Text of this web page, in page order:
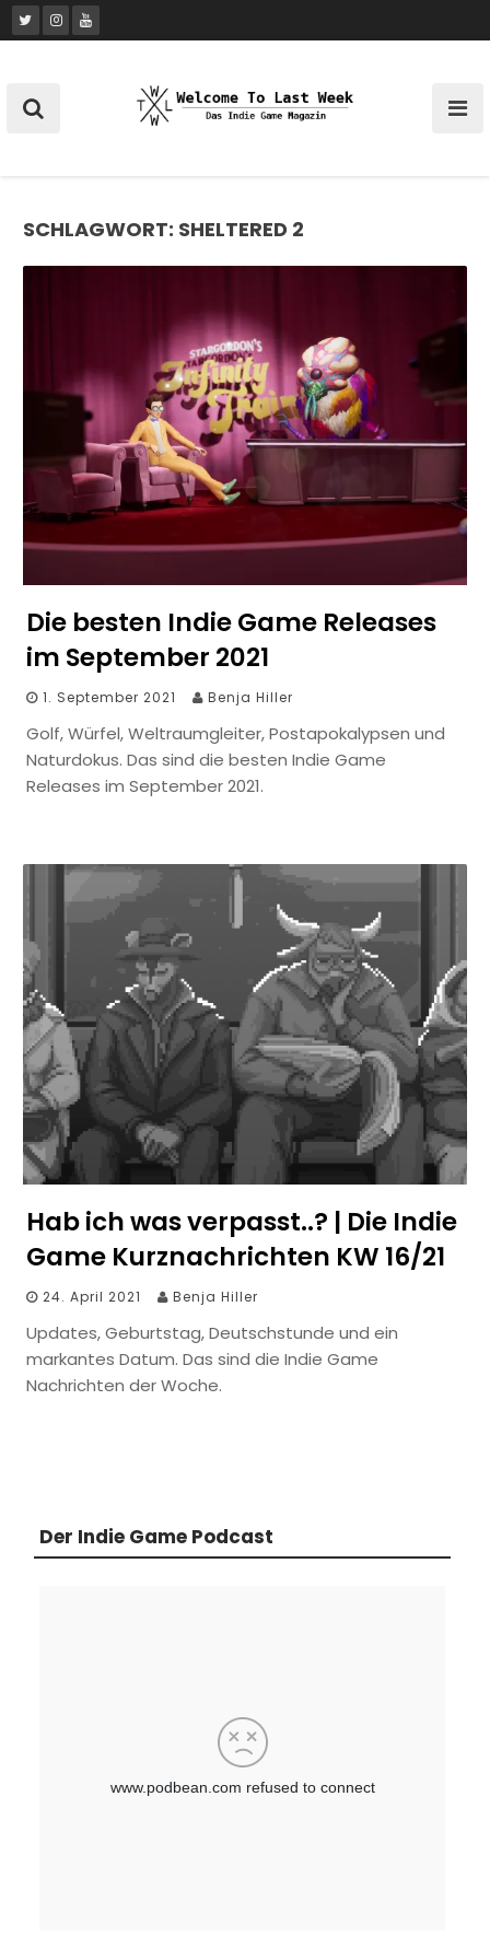
Skip
to
SCHLAGWORT: SHELTERED 2
Die besten Indie Game Releases
im September 2021
1. September 2021 Benja Hiller
Golf, Würfel, Weltraumgleiter, Postapokalypsen und
Naturdokus. Das sind die besten Indie Game
Releases im September 2021.
Hab ich was verpasst..? | Die Indie
Game Kurznachrichten KW 16/21
24. April 2021 Benja Hiller
Updates, Geburtstag, Deutschstunde und ein
markantes Datum. Das sind die Indie Game
Nachrichten der Woche.
Der Indie Game Podcast